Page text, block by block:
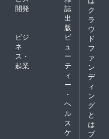
開発
誌
出
版
ビジ
ネ
ス・
起業
ビ
ュ
ー
テ
ィ
ー
・
ヘ
ル
ス
ケ
ク
ラ
ウ
ド
フ
ァ
ン
デ
ィ
ン
グ
と
は
プ